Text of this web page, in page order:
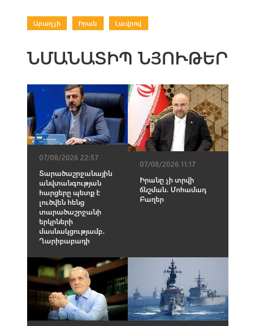
Արաղչի Իրան Լավրով
ՆՄԱՆԱՏԻՊ ՆՅՈՒԹԵՐ
07/08/2026 22:57
Տարածաշրջանային
անվտանգության
հարցերը պետք է
լուծվեն հենց
տարածաշրջանի
երկրների
մասնակցությամբ․
Ղարիբաբադի
07/08/2026 11:17
Իրանը չի տրվի
ճնշման․ Մոհամադ
Բաղեր